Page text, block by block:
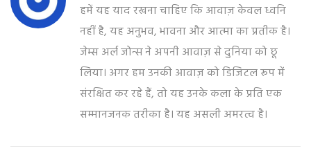
हमें यह याद रखना चाहिए कि आवाज़ केवल ध्वनि
नहीं है, यह अनुभव, भावना और आत्मा का प्रतीक है।
जेम्स अर्ल जोन्स ने अपनी आवाज़ से दुनिया को छू
लिया। अगर हम उनकी आवाज़ को डिजिटल रूप में
संरक्षित कर रहे हैं, तो यह उनके कला के प्रति एक
सम्मानजनक तरीका है। यह असली अमरत्व है।